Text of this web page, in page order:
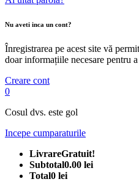
Nu aveti inca un cont?
Înregistrarea pe acest site vă
doar informațiile necesare pentru
Creare cont
0
Cosul dvs. este gol
Incepe cumparaturile
LivrareGratuit!
Subtotal0.00 lei
Total0 lei